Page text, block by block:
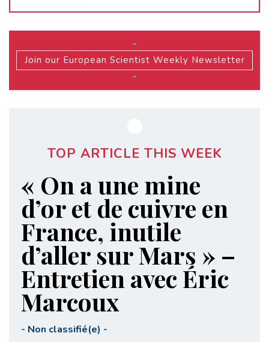
-
Join our European Scientist Weekly Newsletter
-
TOP ARTICLE THIS WEEK
« On a une mine
d’or et de cuivre en
France, inutile
d’aller sur Mars » –
Entretien avec Éric
Marcoux
- Non classifié(e) -